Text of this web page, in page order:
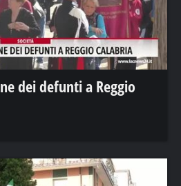
dei defunti a Reggio